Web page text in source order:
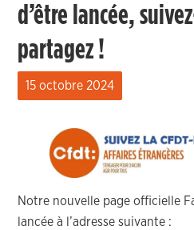
d’être lancée,
partagez !
15 octobre 2024
Notre nouvelle page officielle
lancée à l’adresse suivante :